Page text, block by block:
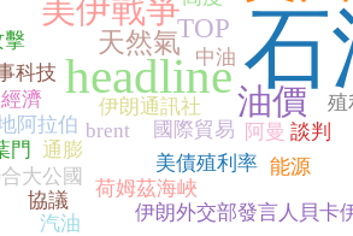
石
headline
美伊戰爭
油價
TOP
天然氣
殖
通膨
美債殖利率 能源
擊
談判
荷姆茲海峽
brent
協議
濟
阿曼
大公國
伊朗通訊社
汽油
阿拉伯
門
伊朗外交部發言人貝卡
國際貿易
科技
中油